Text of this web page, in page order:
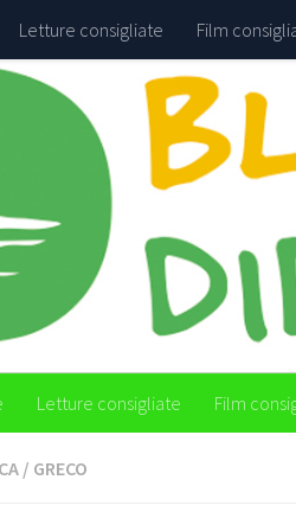
Letture consigliate Film
Letture consigliate Film
/ GRECO